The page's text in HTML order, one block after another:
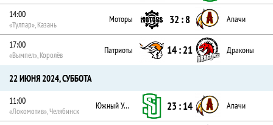
14:00
«Тулпар», Казань Моторы 32 : 8 Апачи
17:00
«Вымпел», Королёв Патриоты 14 : 21 Драконы
22 ИЮНЯ 2024, СУББОТА
11:00
«Локомотив», Челябинск Южный Урал 23 : 14 Апачи